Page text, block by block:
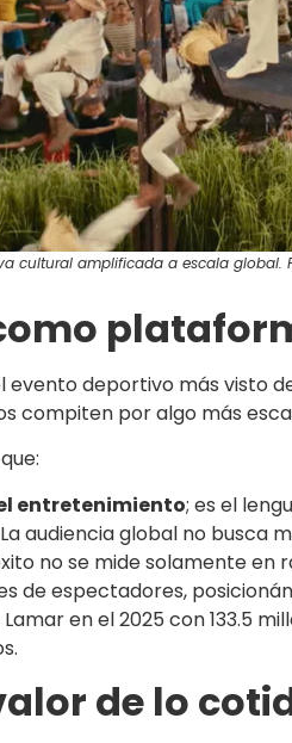
cultural amplificada a escala global.
evento deportivo más visto
compiten por algo más
entretenimiento; es el
La audiencia global no busca
no se mide solamente en
de espectadores,
en el 2025 con 133.5
de lo